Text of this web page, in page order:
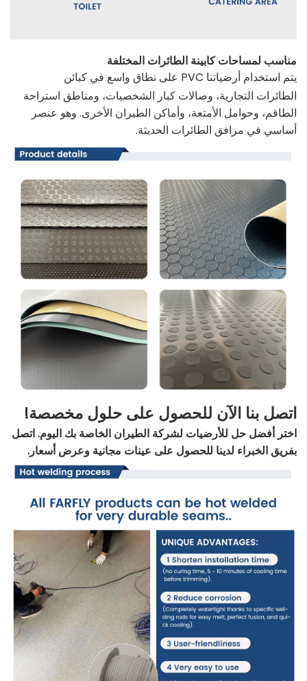
مناسب لمساحات كابينة الطائرات المختلفة
يتم استخدام أرضياتنا PVC على نطاق واسع في كبائن
الطائرات التجارية، وصالات كبار الشخصيات، ومناطق استراحة
الطاقم، وحوامل الأمتعة، وأماكن الطيران الأخرى. وهو عنصر
أساسي في مرافق الطائرات الحديثة.
اتصل بنا الآن للحصول على حلول مخصصة!
اختر أفضل حل للأرضيات لشركة الطيران الخاصة بك اليوم. اتصل
بفريق الخبراء لدينا للحصول على عينات مجانية وعرض أسعار.